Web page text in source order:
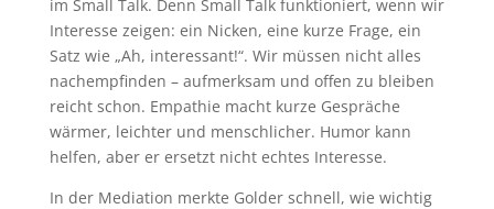
im Small Talk. Denn Small Talk funktioniert, wenn wir
Interesse zeigen: ein Nicken, eine kurze Frage, ein
Satz wie „Ah, interessant!“. Wir müssen nicht alles
nachempfinden – aufmerksam und offen zu bleiben
reicht schon. Empathie macht kurze Gespräche
wärmer, leichter und menschlicher. Humor kann
helfen, aber er ersetzt nicht echtes Interesse.
In der Mediation merkte Golder schnell, wie wichtig